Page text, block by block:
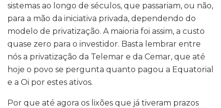
sistemas ao longo de séculos, que passariam, ou não,
para a mão da iniciativa privada, dependendo do
modelo de privatização. A maioria foi assim, a custo
quase zero para o investidor. Basta lembrar entre
nós a privatização da Telemar e da Cemar, que até
hoje o povo se pergunta quanto pagou a Equatorial
e a Oi por estes ativos.
Por que até agora os lixões que já tiveram prazos